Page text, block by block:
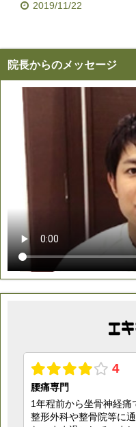
2019/11/22
院長からのメッセージ